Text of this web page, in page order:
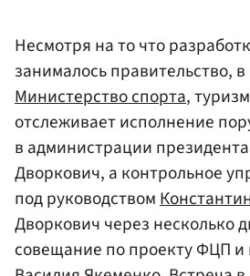
Несмотря на то что
занималось правительство, в
Министерство спорта,
отслеживает исполнение
в администрации
Дворкович, а контрольное
под руководством
Дворкович через несколько
совещание по проекту ФЦП и